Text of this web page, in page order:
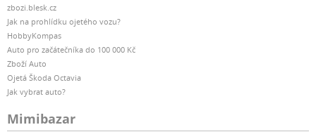
zbozi.blesk.cz
Jak na prohlídku ojetého vozu?
HobbyKompas
Auto pro začátečníka do 100 000 Kč
Zboží Auto
Ojetá Škoda Octavia
Jak vybrat auto?
Mimibazar